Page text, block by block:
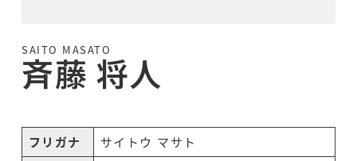
SAITO MASATO
斉藤 将人
フリガナ
サイトウ マサト